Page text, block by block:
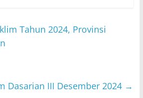
l
Tahun 2024, Provinsi
Dasarian III Desember 2024 →